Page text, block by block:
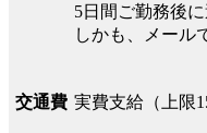
5日間ご勤務後
しかも、メール
交通費 実費支給（上限